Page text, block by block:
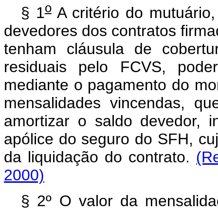
§ 1oA critério do
devedores dos contratos
tenham cláusula de
residuais pelo FCVS,
mediante o pagamento do
mensalidades vincendas,
amortizar o saldo devedor,
apólice do seguro do SFH,
da liquidação do contrato.
2000)
§ 2º O valor da